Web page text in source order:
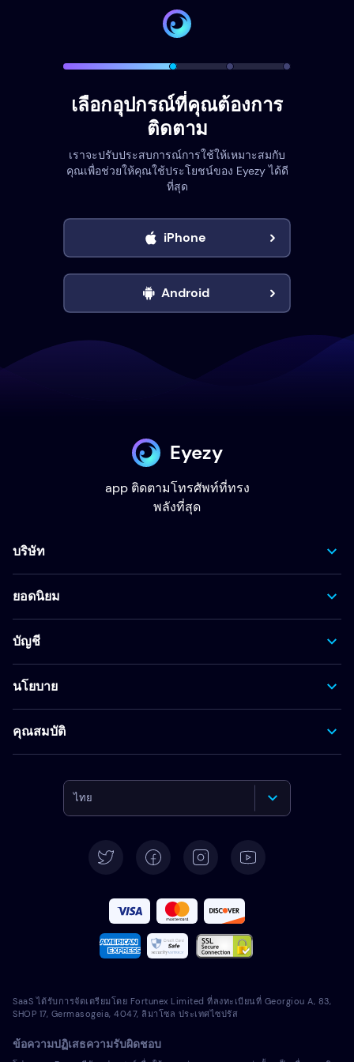
เลือกอุปกรณ์ที่คุณต้องการ
ติดตาม
เราจะปรับประสบการณ์การใช้ให้เหมาะสมกับ
คุณเพื่อช่วยให้คุณใช้ประโยชน์ของ Eyezy ได้ดี
ที่สุด
iPhone
Android
Eyezy
app ติดตามโทรศัพท์ที่ทรง
พลังที่สุด
บริษัท
ยอดนิยม
บัญชี
นโยบาย
คุณสมบัติ
ไทย
Deutsch
Español
Français
Português
Türkçe
SaaS ได้รับการจัดเตรียมโดย Fortunex Limited ที่ลงทะเบียนที่ Georgiou A, 83,
SHOP 17, Germasogeia, 4047, ลิมาโซล ประเทศไซปรัส
ข้อความปฏิเสธความรับผิดชอบ